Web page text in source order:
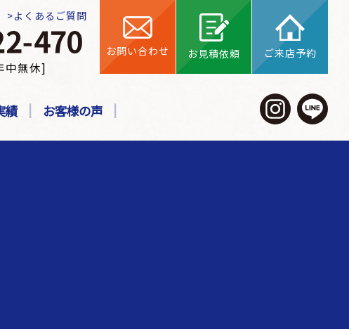
よくあるご質問
中無休]
お問い合わせ お見積依頼 ご来店予約
績 お客様の声